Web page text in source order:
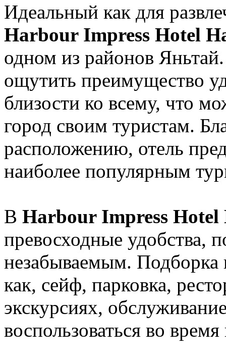
Идеальный как для
Harbour Impress Hotel
одном из районов
ощутить преимущество
близости ко всему, что
город своим туристам.
расположению, отель
наиболее популярным
В Harbour Impress Hotel
превосходные удобства,
незабываемым. Подборка
как, сейф, парковка,
экскурсиях,
воспользоваться во